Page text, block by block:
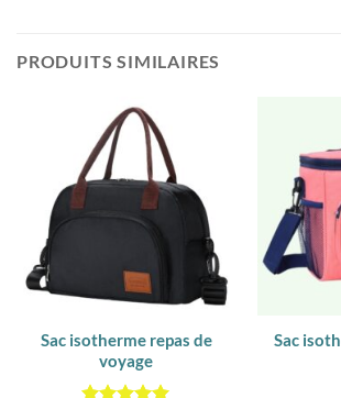
PRODUITS SIMILAIRES
Sac isotherme repas de
voyage
Sac